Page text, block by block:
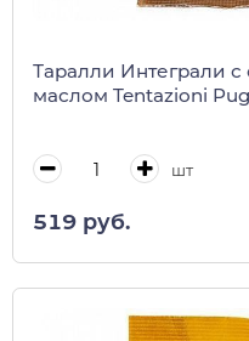
Таралли Интеграли
маслом Tentazioni
шт
519 руб.